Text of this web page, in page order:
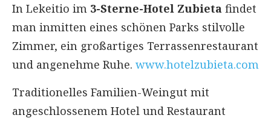
In Lekeitio im 3-Sterne-Hotel Zubieta findet
man inmitten eines schönen Parks stilvolle
Zimmer, ein großartiges Terrassenrestaurant
und angenehme Ruhe. www.hotelzubieta.com
Traditionelles Familien-Weingut mit
angeschlossenem Hotel und Restaurant